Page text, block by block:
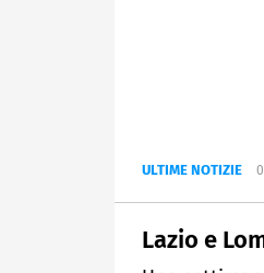
ULTIME NOTIZIE
Lazio e